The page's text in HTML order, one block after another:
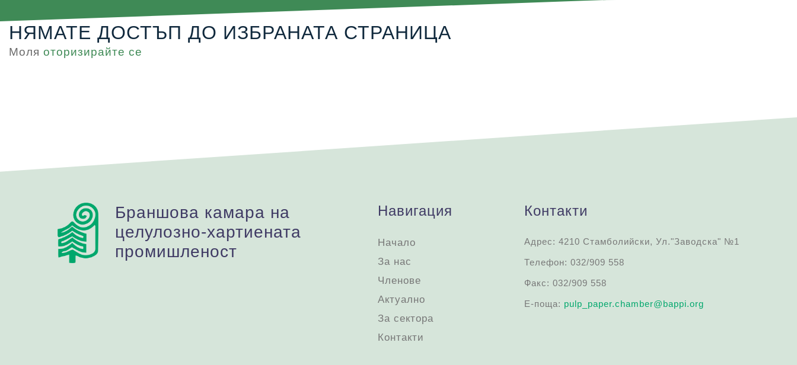
НЯМАТЕ ДОСТЪП ДО ИЗБРАНАТА СТРАНИЦА
Моля оторизирайте се
Браншова камара на
целулозно-хартиената
промишленост
Навигация
Начало
За нас
Членове
Актуално
За сектора
Контакти
Контакти
Адрес: 4210 Стамболийски, Ул."Заводска" №1
Телефон: 032/909 558
Факс: 032/909 558
Е-поща: pulp_paper.chamber@bappi.org